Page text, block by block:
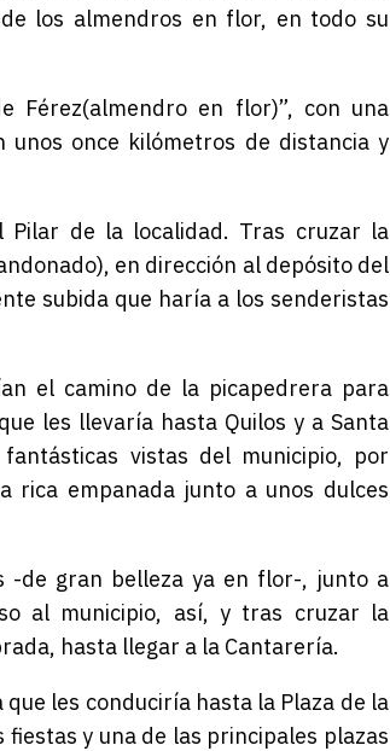
los almendros en flor, en todo su
Férez(almendro en flor)”, con una
once kilómetros de distancia y
Pilar de la localidad. Tras cruzar la
en dirección al depósito del
subida que haría a los senderistas
el camino de la picapedrera para
les llevaría hasta Quilos y a Santa
vistas del municipio, por
rica empanada junto a unos dulces
-de gran belleza ya en flor-, junto a
al municipio, así, y tras cruzar la
hasta llegar a la Cantarería.
les conduciría hasta la Plaza de la
y una de las principales plazas